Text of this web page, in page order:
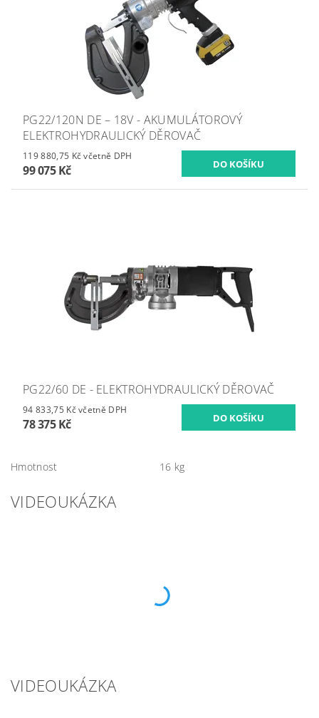
PG22/120N DE – 18V - AKUMULÁTOROVÝ
ELEKTROHYDRAULICKÝ DĚROVAČ
119 880,75 Kč včetně DPH
99 075 Kč
PG22/60 DE - ELEKTROHYDRAULICKÝ DĚROVAČ
94 833,75 Kč včetně DPH
78 375 Kč
Hmotnost 16 kg
VIDEOUKÁZKA
VIDEOUKÁZKA